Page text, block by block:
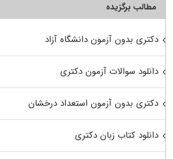
مطالب برگزیده
دکتری بدون آزمون دانشگاه آزاد
دانلود سوالات آزمون دکتری
دکتری بدون آزمون استعداد درخشان
دانلود کتاب زبان دکتری